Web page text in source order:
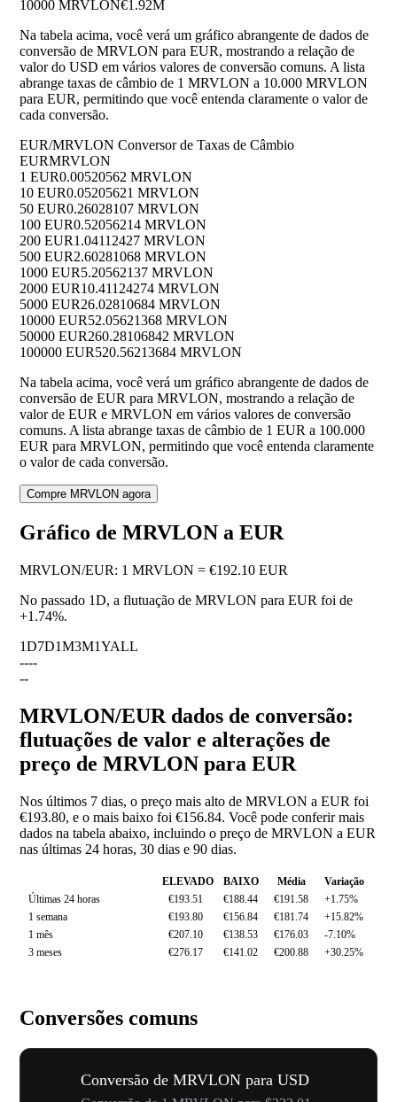
10000 MRVLON€1.92M
Na tabela acima, você verá um gráfico abrangente de dados de
conversão de MRVLON para EUR, mostrando a relação de
valor do USD em vários valores de conversão comuns. A lista
abrange taxas de câmbio de 1 MRVLON a 10.000 MRVLON
para EUR, permitindo que você entenda claramente o valor de
cada conversão.
EUR/MRVLON Conversor de Taxas de Câmbio
EURMRVLON
1 EUR0.00520562 MRVLON
10 EUR0.05205621 MRVLON
50 EUR0.26028107 MRVLON
100 EUR0.52056214 MRVLON
200 EUR1.04112427 MRVLON
500 EUR2.60281068 MRVLON
1000 EUR5.20562137 MRVLON
2000 EUR10.41124274 MRVLON
5000 EUR26.02810684 MRVLON
10000 EUR52.05621368 MRVLON
50000 EUR260.28106842 MRVLON
100000 EUR520.56213684 MRVLON
Na tabela acima, você verá um gráfico abrangente de dados de
conversão de EUR para MRVLON, mostrando a relação de
valor de EUR e MRVLON em vários valores de conversão
comuns. A lista abrange taxas de câmbio de 1 EUR a 100.000
EUR para MRVLON, permitindo que você entenda claramente
o valor de cada conversão.
Compre MRVLON agora
Gráfico de MRVLON a EUR
MRVLON/EUR: 1 MRVLON = €192.10 EUR
No passado 1D, a flutuação de MRVLON para EUR foi de
+1.74%.
1D7D1M3M1YALL
----
--
MRVLON/EUR dados de conversão:
flutuações de valor e alterações de
preço de MRVLON para EUR
Nos últimos 7 dias, o preço mais alto de MRVLON a EUR foi
€193.80, e o mais baixo foi €156.84. Você pode conferir mais
dados na tabela abaixo, incluindo o preço de MRVLON a EUR
nas últimas 24 horas, 30 dias e 90 dias.
ELEVADO BAIXO Média
Variação
Últimas 24 horas
€193.51 €188.44 €191.58
+1.75%
1 semana
€193.80 €156.84 €181.74
+15.82%
1 mês
€207.10 €138.53 €176.03
-7.10%
3 meses
€276.17 €141.02 €200.88 +30.25%
Conversões comuns
Conversão de MRVLON para USD